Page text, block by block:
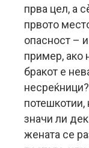
прва цел, а
првото
опасност –
пример, ако
бракот е
значи ли
жената се